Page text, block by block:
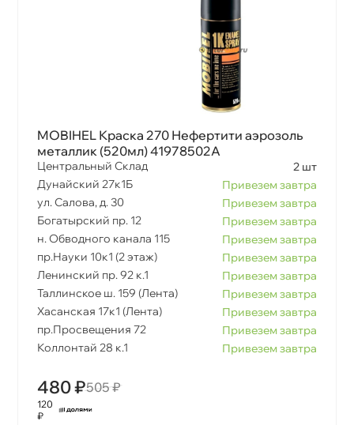
MOBIHEL Краска 270 Нефертити аэрозоль
металлик (520мл) 41978502A
Центральный Склад
2 шт
Дунайский 27к1Б
Привезем завтра
ул. Салова, д. 30
Привезем завтра
Богатырский пр. 12
Привезем завтра
н. Обводного канала 115
Привезем завтра
пр.Науки 10к1 (2 этаж)
Привезем завтра
Ленинский пр. 92 к.1
Привезем завтра
Таллинское ш. 159 (Лента)
Привезем завтра
Хасанская 17к1 (Лента)
Привезем завтра
пр.Просвещения 72
Привезем завтра
Коллонтай 28 к.1
Привезем завтра
480 ₽505 ₽
120
₽